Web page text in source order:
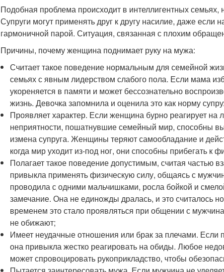
Подобная проблема происходит в интеллигентных
Супруги могут применять друг к другу насилие, даже
гармоничной парой. Ситуация, связанная с плохим
Причины, почему женщина поднимает руку на мужа:
Считает такое поведение нормальным для семейной
семьях с явным лидерством слабого пола. Если мама
укореняется в памяти и может бессознательно
жизнь. Девочка запомнила и оценила это как норму
Проявляет характер. Если женщина бурно реагирует
неприятности, пошатнувшие семейный мир, способны
измена супруга. Женщины теряют самообладание и
когда мир уходит из-под ног, они способны прибегать к
Полагает такое поведение допустимым, считая частью
привыкла применять физическую силу, общаясь с
проводила с одними мальчишками, росла бойкой и
замечание. Она не единожды дралась, и это считалось
временем это стало проявляться при общении с
не обижают;
Имеет неудачные отношения или брак за плечами.
она привыкла жестко реагировать на обиды. Любое
может спровоцировать рукоприкладство, чтобы